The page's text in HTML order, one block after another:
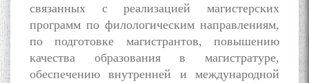
связанных с реализацией магистерских
программ по филологическим направлениям,
по подготовке магистрантов, повышению
качества образования в магистратуре,
обеспечению внутренней и международной